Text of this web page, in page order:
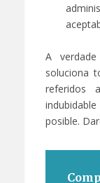
A
soluciona
referidos
posible.